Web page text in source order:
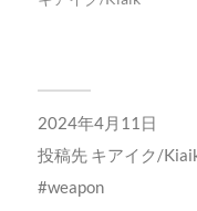
2024年4月11日
投稿先 キアイク/
weapon